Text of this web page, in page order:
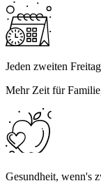
Jeden zweiten
Mehr Zeit für
Gesundheit, wenn's